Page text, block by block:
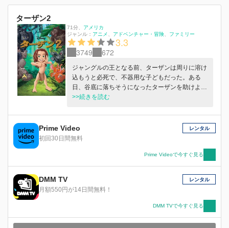
ターザン2
71分
アメリカ
ジャンル： アニメ アドベンチャー・冒険 ファミリー
3.3
3749 672
ジャングルの王となる前、ターザンは周りに溶け
込もうと必死で、不器用な子どもだった。ある
日、谷底に落ちそうになったターザンを助けよう
とした家族が、危険にさらされてしまい、ターザ
と考える。ターザンが飛び出した先で出会ったの
は島で一番力の強い謎めいたズーゴー。ターザン
とズーゴーが気づいたのは、みんなと違うのは悪
>>続きを読む
Prime Video
初回30日間無料
レンタル
Prime Videoで今すぐ見る
DMM TV
月額550円が14日間無料！
レンタル
DMM TVで今すぐ見る